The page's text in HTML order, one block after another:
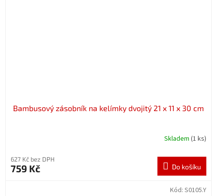
Bambusový zásobník na kelímky dvojitý 21 x 11 x 30 cm
Skladem (1 ks)
627 Kč bez DPH
759 Kč Do košíku
Kód: S0105.Y